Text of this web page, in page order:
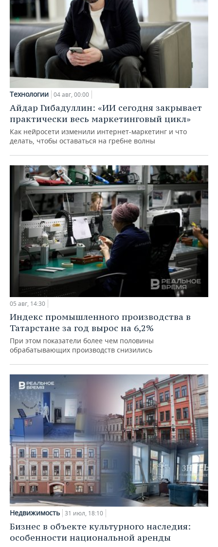
Технологии 04 авг, 00:00
Айдар Гибадуллин: «ИИ сегодня закрывает
практически весь маркетинговый цикл»
Как нейросети изменили интернет-маркетинг и что
делать, чтобы оставаться на гребне волны
05 авг, 14:30
Индекс промышленного производства в
Татарстане за год вырос на 6,2%
При этом показатели более чем половины
обрабатывающих производств снизились
Недвижимость 31 июл, 18:10
Бизнес в объекте культурного наследия:
особенности национальной аренды